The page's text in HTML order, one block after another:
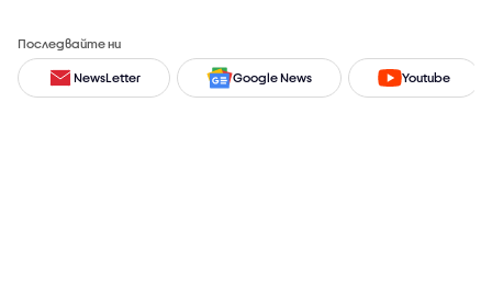
Последвайте ни
NewsLetter Google News Youtube